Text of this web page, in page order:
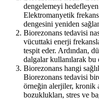
dengelemeyi
Elektromanyetik
dengesini yeniden
Biorezonans tedavisi
vücuttaki enerji
tespit eder. Ardından,
dalgalar kullanılarak bu
Biorezonans hangi
Biorezonans tedavisi
örneğin alerjiler, kronik
bozuklukları, stres ve